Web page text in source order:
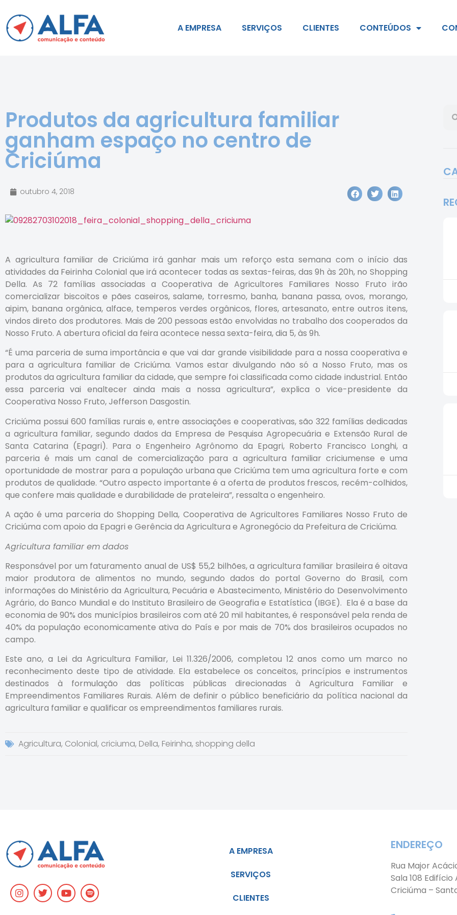
A EMPRESA SERVIÇOS CLIENTES CONTEÚDOS
Produtos da agricultura familiar
ganham espaço no centro de
Criciúma
outubro 4, 2018
A agricultura familiar de Criciúma irá ganhar mais um reforço esta semana com o início das
atividades da Feirinha Colonial que irá acontecer todas as sextas-feiras, das 9h às 20h, no Shopping
Della. As 72 famílias associadas a Cooperativa de Agricultores Familiares Nosso Fruto irão
comercializar biscoitos e pães caseiros, salame, torresmo, banha, banana passa, ovos, morango,
aipim, banana orgânica, alface, temperos verdes orgânicos, flores, artesanato, entre outros itens,
vindos direto dos produtores. Mais de 200 pessoas estão envolvidas no trabalho dos cooperados da
Nosso Fruto. A abertura oficial da feira acontece nessa sexta-feira, dia 5, às 9h.
“É uma parceria de suma importância e que vai dar grande visibilidade para a nossa cooperativa e
para a agricultura familiar de Criciúma. Vamos estar divulgando não só a Nosso Fruto, mas os
produtos da agricultura familiar da cidade, que sempre foi classificada como cidade industrial. Então
essa parceria vai enaltecer ainda mais a nossa agricultura”, explica o vice-presidente da
Cooperativa Nosso Fruto, Jefferson Dasgostin.
Criciúma possui 600 famílias rurais e, entre associações e cooperativas, são 322 famílias dedicadas
a agricultura familiar, segundo dados da Empresa de Pesquisa Agropecuária e Extensão Rural de
Santa Catarina (Epagri). Para o Engenheiro Agrônomo da Epagri, Roberto Francisco Longhi, a
parceria é mais um canal de comercialização para a agricultura familiar criciumense e uma
oportunidade de mostrar para a população urbana que Criciúma tem uma agricultura forte e com
produtos de qualidade. “Outro aspecto importante é a oferta de produtos frescos, recém-colhidos,
que confere mais qualidade e durabilidade de prateleira”, ressalta o engenheiro.
A ação é uma parceria do Shopping Della, Cooperativa de Agricultores Familiares Nosso Fruto de
Criciúma com apoio da Epagri e Gerência da Agricultura e Agronegócio da Prefeitura de Criciúma.
Agricultura familiar em dados
Responsável por um faturamento anual de US$ 55,2 bilhões, a agricultura familiar brasileira é oitava
maior produtora de alimentos no mundo, segundo dados do portal Governo do Brasil, com
informações do Ministério da Agricultura, Pecuária e Abastecimento, Ministério do Desenvolvimento
Agrário, do Banco Mundial e do Instituto Brasileiro de Geografia e Estatística (IBGE). Ela é a base da
economia de 90% dos municípios brasileiros com até 20 mil habitantes, é responsável pela renda de
40% da população economicamente ativa do País e por mais de 70% dos brasileiros ocupados no
campo.
Este ano, a Lei da Agricultura Familiar, Lei 11.326/2006, completou 12 anos como um marco no
reconhecimento deste tipo de atividade. Ela estabelece os conceitos, princípios e instrumentos
destinados à formulação das políticas públicas direcionadas à Agricultura Familiar e
Empreendimentos Familiares Rurais. Além de definir o público beneficiário da política nacional da
agricultura familiar e qualificar os empreendimentos familiares rurais.
Agricultura, Colonial, criciuma, Della, Feirinha, shopping della
A EMPRESA
SERVIÇOS
CLIENTES
ENDEREÇO
Rua Major
Sala 108
Criciúma –